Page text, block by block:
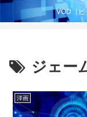
VOD（ビ
ジェー
洋画